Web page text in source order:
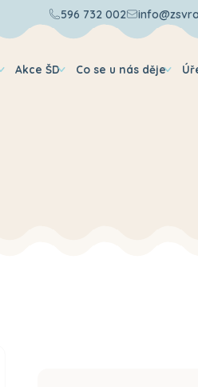
596 732 002
Akce ŠD Co se u nás děje